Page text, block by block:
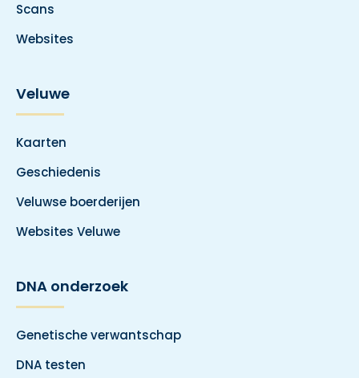
Scans
Websites
Veluwe
Kaarten
Geschiedenis
Veluwse boerderijen
Websites Veluwe
DNA onderzoek
Genetische verwantschap
DNA testen